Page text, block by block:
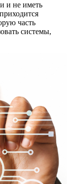
и не иметь
часть
системы,